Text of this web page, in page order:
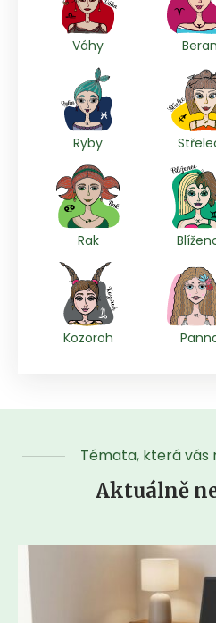
Váhy Beran
Ryby
Rak
Kozoroh
Témata, která vás
Aktuálně